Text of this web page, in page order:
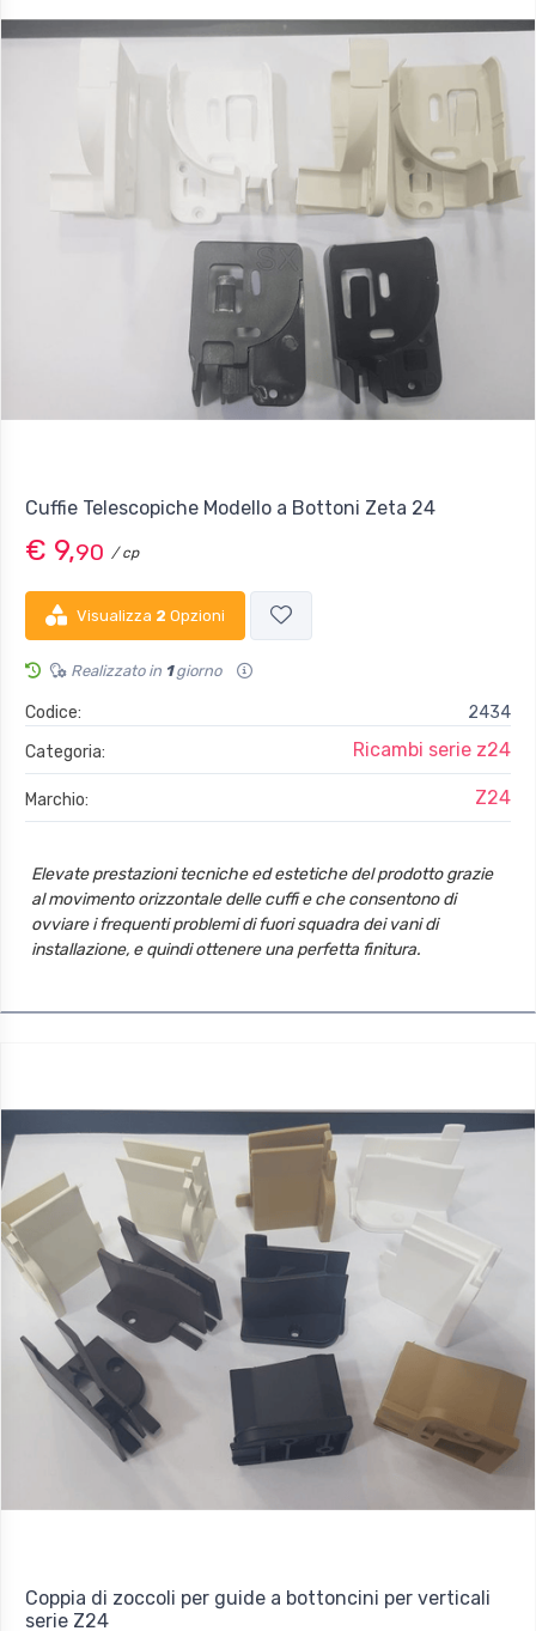
Cuffie Telescopiche Modello a Bottoni Zeta 24
€ 9,90 / cp
Visualizza 2 Opzioni
Realizzato in 1giorno
Codice:
2434
Categoria:
Ricambi serie z24
Marchio: Z24
Elevate prestazioni tecniche ed estetiche del prodotto grazie
al movimento orizzontale delle cuffi e che consentono di
ovviare i frequenti problemi di fuori squadra dei vani di
installazione, e quindi ottenere una perfetta finitura.
Coppia di zoccoli per guide a bottoncini per verticali
serie Z24